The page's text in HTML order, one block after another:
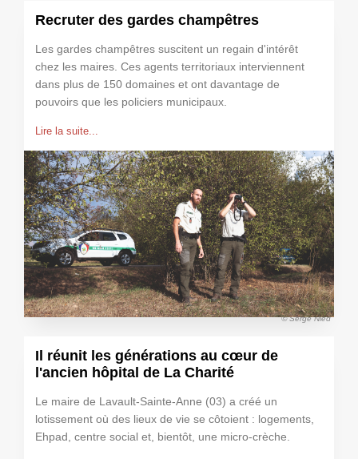
Recruter des gardes champêtres
Les gardes champêtres suscitent un regain d'intérêt
chez les maires. Ces agents territoriaux interviennent
dans plus de 150 domaines et ont davantage de
pouvoirs que les policiers municipaux.
Lire la suite...
© Serge Nied
Il réunit les générations au cœur de
l'ancien hôpital de La Charité
Le maire de Lavault-Sainte-Anne (03) a créé un
lotissement où des lieux de vie se côtoient : logements,
Ehpad, centre social et, bientôt, une micro-crèche.